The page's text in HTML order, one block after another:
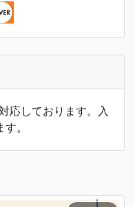
応しております。入
。